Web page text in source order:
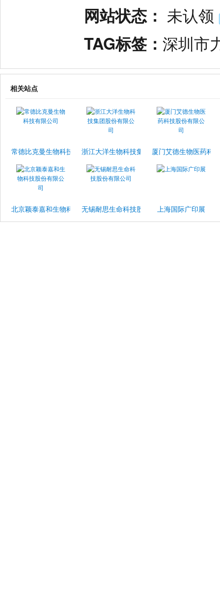
网站状态： 未认领
TAG标签： 深圳市
相关站点
常德比克曼生物科技有限公司浙江大洋生物科技集团股份有限公司
厦门艾德生物医药科
北京颖泰嘉和生物科技股份有限公司无锡耐思生命科技股份有限公司上海国际广印展